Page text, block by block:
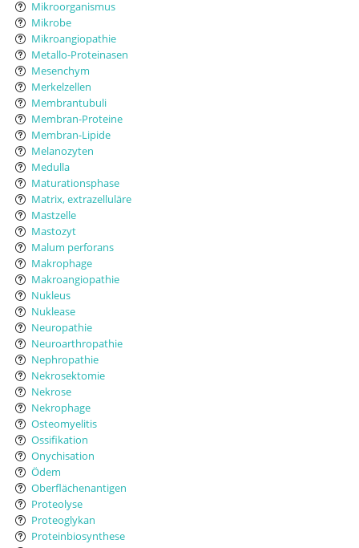
Mikroorganismus
Mikrobe
Mikroangiopathie
Metallo-Proteinasen
Mesenchym
Merkelzellen
Membrantubuli
Membran-Proteine
Membran-Lipide
Melanozyten
Medulla
Maturationsphase
Matrix, extrazelluläre
Mastzelle
Mastozyt
Malum perforans
Makrophage
Makroangiopathie
Nukleus
Nuklease
Neuropathie
Neuroarthropathie
Nephropathie
Nekrosektomie
Nekrose
Nekrophage
Osteomyelitis
Ossifikation
Onychisation
Ödem
Oberflächenantigen
Proteolyse
Proteoglykan
Proteinbiosynthese